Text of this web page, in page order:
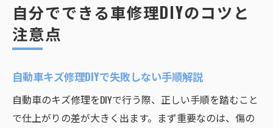
自分でできる車修理DIYのコツと
注意点
自動車キズ修理DIYで失敗しない手順解説
自動車のキズ修理をDIYで行う際、正しい手順を踏むこと
で仕上がりの差が大きく出ます。まず重要なのは、傷の